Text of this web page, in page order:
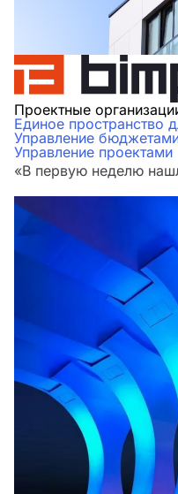
Проектные
Единое пространство
Управление
Управление проектами
«В первую неделю